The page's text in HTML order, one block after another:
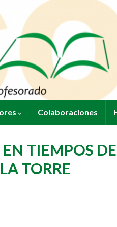
Colaboraciones
TIEMPOS DE
TORRE